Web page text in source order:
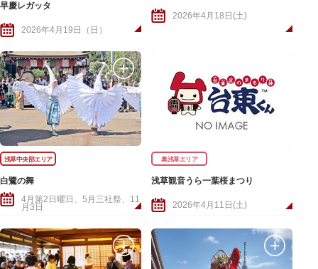
早慶レガッタ
2026年4月19日（日）
2026年4月18日(土)
浅草中央部エリア
白鷺の舞
4月第2日曜日、5月三社祭、11
月3日
奥浅草エリア
浅草観音うら一葉桜まつり
2026年4月11日(土)